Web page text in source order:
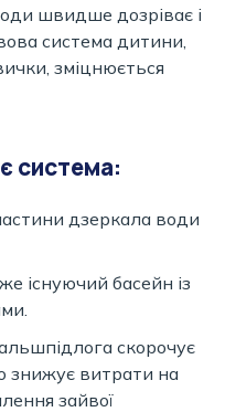
швидше дозріває і
система дитини,
зміцнюється
система:
дзеркала води
існуючий басейн із
скорочує
знижує витрати на
зайвої